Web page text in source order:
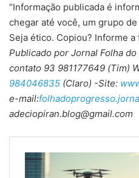
“Informação publicada é
chegar até você, um grupo
Seja ético. Copiou? Informe a
Publicado por Jornal Folha
contato 93 981177649 (Tim)
984046835 (Claro) -Site:
e-mail:
adeciopiran.blog@gmail.com